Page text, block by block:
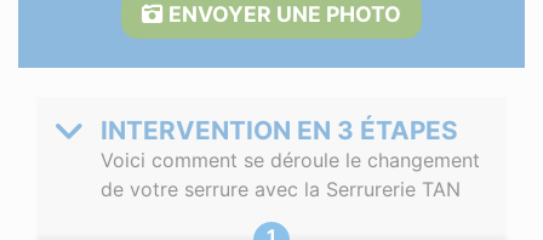
ENVOYER UNE PHOTO
INTERVENTION EN 3 ÉTAPES
Voici comment se déroule le changement
de votre serrure avec la Serrurerie TAN